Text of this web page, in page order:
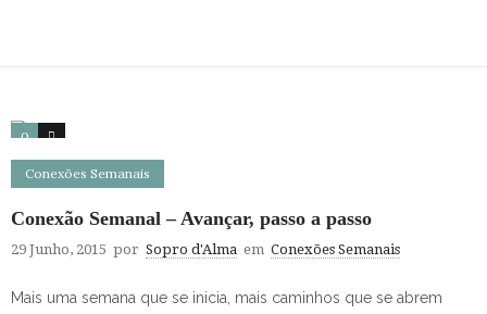
0 0
Conexões Semanais
Conexão Semanal – Avançar, passo a passo
29 Junho, 2015 por Sopro d'Alma em Conexões Semanais
Mais uma semana que se inicia, mais caminhos que se abrem